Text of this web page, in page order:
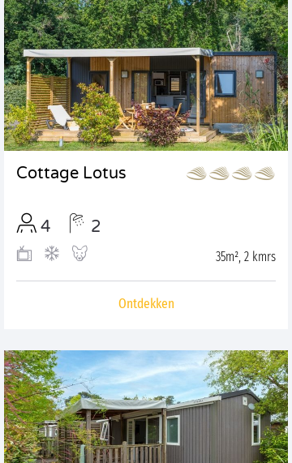
Cottage Lotus
4 2
35m², 2 kmrs
Ontdekken